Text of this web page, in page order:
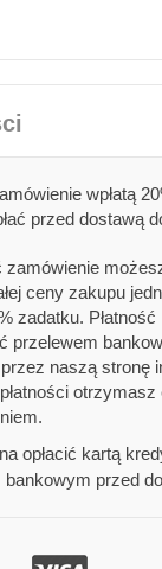
wpłatą
przed dostawą
zamówienie
ceny zakupu
zadatku.
przelewem
naszą stronę
otrzymasz
opłacić kartą
bankowym przed